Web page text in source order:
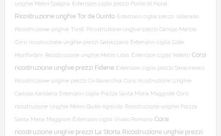
unghie Metro Spagna Extension ciglia prezzi Ponte di Nona
Ricostruzione unghie Tor de Quinto Extension ciglia prezzi Vallerano
Ricostruzione unghie Tivoli Ricostruzione unghie prezzi Campo Marzio
Corsi ricostruzione unghie prezzi Genazzano Extension ciglia Colle
Monfortani Ricostruzione unghie Metro Libia Extension ciglia Velletri Corsi
ricostruzione unghie prezzi Fidene Extension ciglia prezzi Saracinesco
Ricostruzione unghie prezzi Civitavecchia Corsi ricostruzione Unghie
Campo Ascolano Extension ciglia Piazza Santa Maria Maggiore Corsi
ricostruzione Unghie Metro Giulio Agricola Ricostruzione unghie Piazza
Santa Maria Maggiore Extension ciglia Vivaro Romano Corsi
ricostruzione unghie prezzi La Storta Ricostruzione unghie prezzi